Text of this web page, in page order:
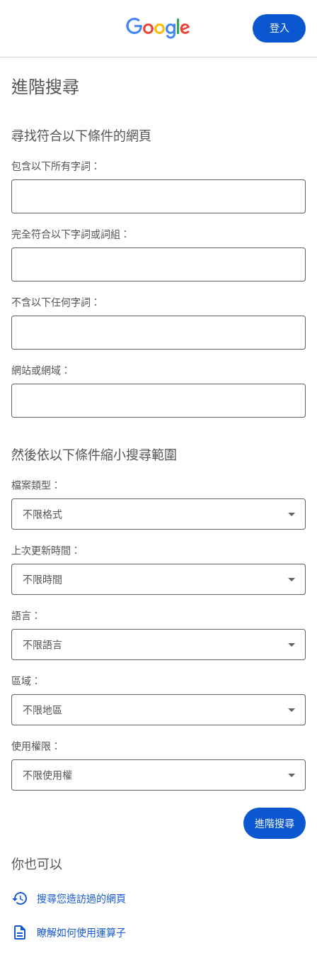
登入
進階搜尋
尋找符合以下條件的網頁
包含以下所有字詞：
完全符合以下字詞或詞組：
不含以下任何字詞：
網站或網域：
然後依以下條件縮小搜尋範圍
檔案類型：
不限格式
上次更新時間：
不限時間
語言：
不限語言
區域：
不限地區
使用權限：
不限使用權
進階搜尋
你也可以
搜尋您造訪過的網頁
瞭解如何使用運算子